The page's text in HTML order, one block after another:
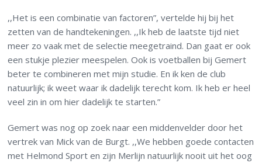
,,Het is een combinatie van factoren”, vertelde hij bij het
zetten van de handtekeningen. ,,Ik heb de laatste tijd niet
meer zo vaak met de selectie meegetraind. Dan gaat er ook
een stukje plezier meespelen. Ook is voetballen bij Gemert
beter te combineren met mijn studie. En ik ken de club
natuurlijk; ik weet waar ik dadelijk terecht kom. Ik heb er heel
veel zin in om hier dadelijk te starten.”
Gemert was nog op zoek naar een middenvelder door het
vertrek van Mick van de Burgt. ,,We hebben goede contacten
met Helmond Sport en zijn Merlijn natuurlijk nooit uit het oog